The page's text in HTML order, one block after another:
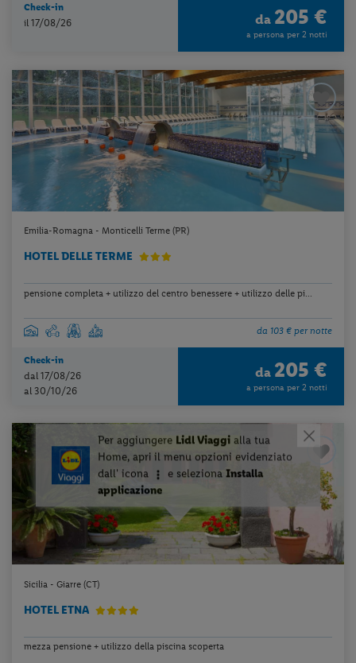
Check-in
il 17/08/26 da 205 €
a persona per 2 notti
Emilia-Romagna - Monticelli Terme (PR)
HOTEL DELLE TERME
pensione completa + utilizzo del centro benessere + utilizzo delle pi...
da 103 € per notte
Check-in
dal 17/08/26
al 30/10/26
da 205 €
a persona per 2 notti
Sicilia - Giarre (CT)
HOTEL ETNA
mezza pensione + utilizzo della piscina scoperta